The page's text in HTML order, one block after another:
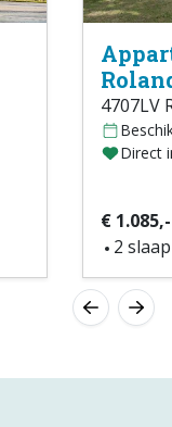
4707LV
Direct
€
2